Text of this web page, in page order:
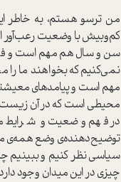
من ترسو هستم، به خاطر
کم‌و‌بیش با وضعیت رعب‌آور
سن و سال هم مهم است و
نمی‌کنیم که بخواهند ما را
مهم است و پیامدهای
محیطی است که در آن زیست
در فهم وضعیت و شرایط
توضیح‌دهنده‌ی وضع همه‌ی ما
سیاسی نظر کنیم و
چیزی در این میدان وجود